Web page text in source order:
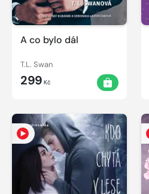
A co bylo dál
T.L. Swan
299 Kč